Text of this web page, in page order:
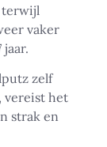
terwijl
vaker
zelf
vereist het
strak en